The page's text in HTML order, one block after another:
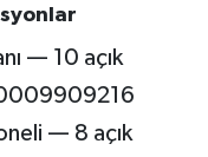
— 10 açık
— 8 açık